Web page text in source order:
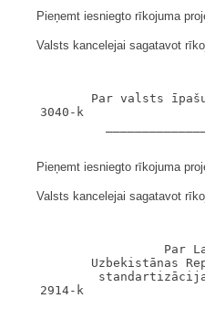
Pieņemt iesniegto rīkojuma
Valsts kancelejai sagatavot
Par valsts īpašuma
3040-k
Pieņemt iesniegto rīkojuma
Valsts kancelejai sagatavot
Par Latvijas
Uzbekistānas
standartizācijas,
2914-k